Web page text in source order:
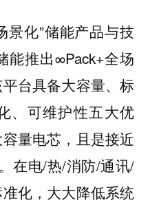
景化”储能产品与技
能推出∞Pack+全场
台具备大容量、标
、可维护性五大优
量电芯，且是接近
在电/热/消防/通讯/
化，大大降低系统